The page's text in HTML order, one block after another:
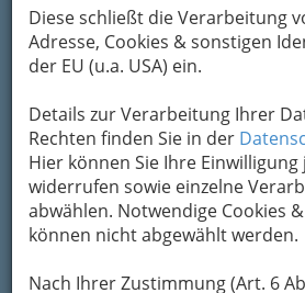
Diese schließt die Verarbeitung
Adresse, Cookies & sonstigen
der EU (u.a. USA) ein.
Details zur Verarbeitung Ihrer
Rechten finden Sie in der
Hier können Sie Ihre
widerrufen sowie einzelne
abwählen. Notwendige Cookies
können nicht abgewählt werden.
Nach Ihrer Zustimmung (Art. 6
Exemplare, ist eine
einer Öffnung in einer Wand.
das Abgrenzen von Räumen
Durchgangsmöglichkeit. Mit
können Türen verschlossen
unberechtigte Personen
werden.
Tür